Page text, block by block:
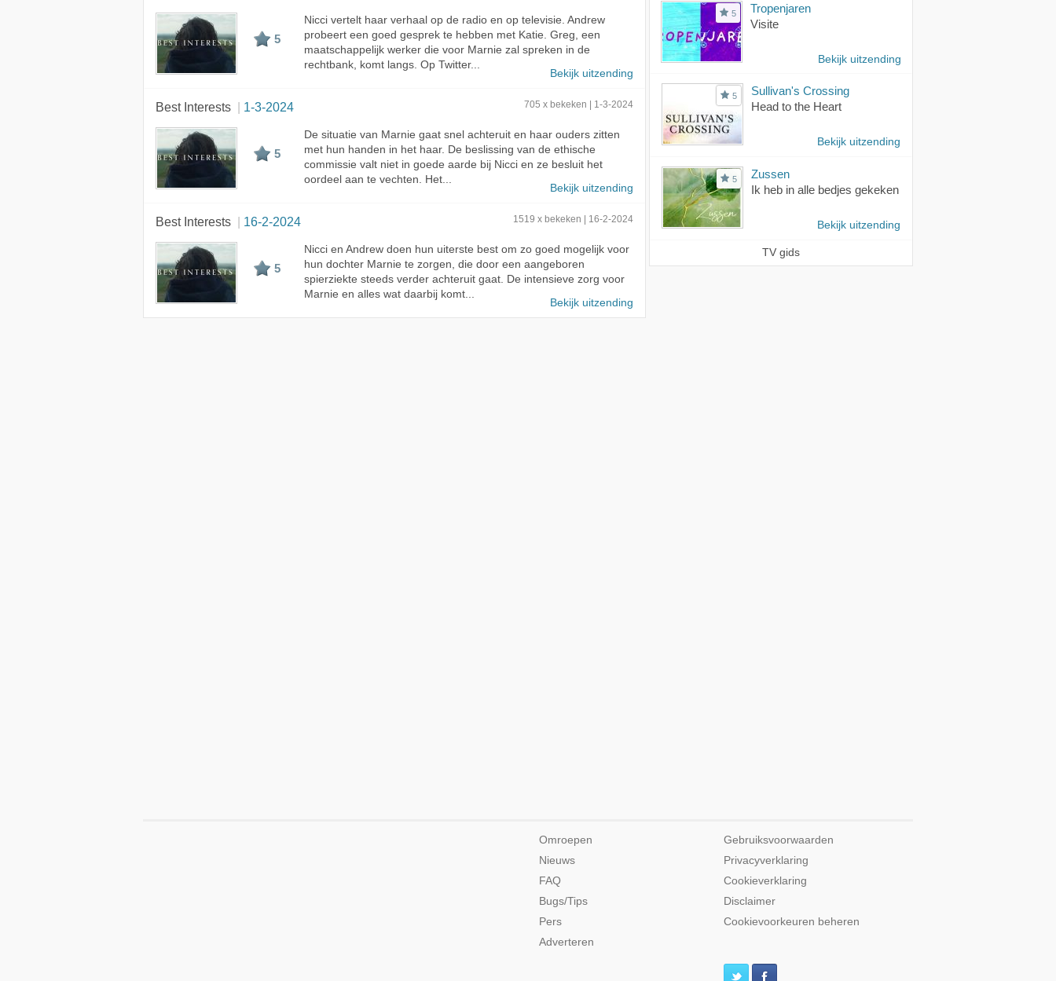
5
Nicci vertelt haar verhaal op de radio en op televisie. Andrew
probeert een goed gesprek te hebben met Katie. Greg, een
maatschappelijk werker die voor Marnie zal spreken in de
rechtbank, komt langs. Op Twitter...
Bekijk uitzending
Best Interests 1-3-2024 705 x bekeken | 1-3-2024
5
De situatie van Marnie gaat snel achteruit en haar ouders zitten
met hun handen in het haar. De beslissing van de ethische
commissie valt niet in goede aarde bij Nicci en ze besluit het
oordeel aan te vechten. Het...
Bekijk uitzending
Best Interests 16-2-2024 1519 x bekeken | 16-2-2024
5
Nicci en Andrew doen hun uiterste best om zo goed mogelijk voor
hun dochter Marnie te zorgen, die door een aangeboren
spierziekte steeds verder achteruit gaat. De intensieve zorg voor
Marnie en alles wat daarbij komt...
Bekijk uitzending
5
Tropenjaren
Visite
Bekijk uitzending
5
Sullivan's Crossing
Head to the Heart
Bekijk uitzending
5
Zussen
Ik heb in alle bedjes gekeken
Bekijk uitzending
TV gids
Omroepen
Nieuws
FAQ
Bugs/Tips
Pers
Adverteren
Gebruiksvoorwaarden
Privacyverklaring
Cookieverklaring
Disclaimer
Cookievoorkeuren beheren